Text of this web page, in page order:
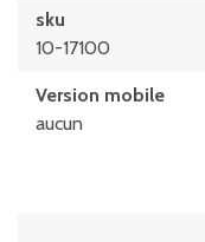
sku
10-17100
Version mobile
aucun